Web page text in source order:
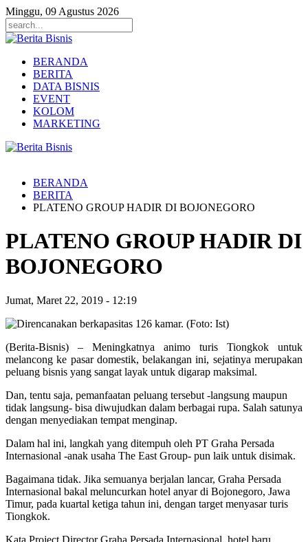
Minggu, 09 Agustus 2026
BERANDA
BERITA
DATA BISNIS
EVENT
KOLOM
MARKETING
BERANDA
BERITA
PLATENO GROUP HADIR DI BOJONEGORO
PLATENO GROUP HADIR DI
BOJONEGORO
Jumat, Maret 22, 2019 - 12:19
(Berita-Bisnis) – Meningkatnya animo turis Tiongkok untuk
melancong ke pasar domestik, belakangan ini, sejatinya merupakan
peluang bisnis yang sangat layak untuk digarap maksimal.
Dan, tentu saja, pemanfaatan peluang tersebut -langsung maupun
tidak langsung- bisa diwujudkan dalam berbagai rupa. Salah satunya
dengan menyediakan tempat menginap.
Dalam hal ini, langkah yang ditempuh oleh PT Graha Persada
Internasional -anak usaha The East Group- pun laik untuk disimak.
Bagaimana tidak. Jika semuanya berjalan lancar, Graha Persada
Internasional bakal meluncurkan hotel anyar di Bojonegoro, Jawa
Timur, pada kuartal ketiga tahun ini, dengan target menyasar turis
Tiongkok.
Kata Project Director Graha Persada Internasional, hotel baru